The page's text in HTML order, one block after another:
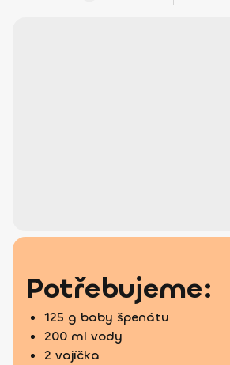
Potřebujeme:
125 g baby špenátu
200 ml vody
2 vajíčka